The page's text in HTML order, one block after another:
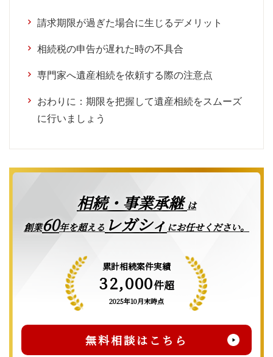
請求期限が過ぎた場合に生じるデメリット
相続税の申告が遅れた時の不具合
専門家へ遺産相続を依頼する際の注意点
おわりに：期限を把握して遺産相続をスムーズ
に行いましょう
相続・事業承継は
創業60年を超える レガシィ にお任せください。
累計相続案件実績
32,000件超
2025年10月末時点
無料相談はこちら